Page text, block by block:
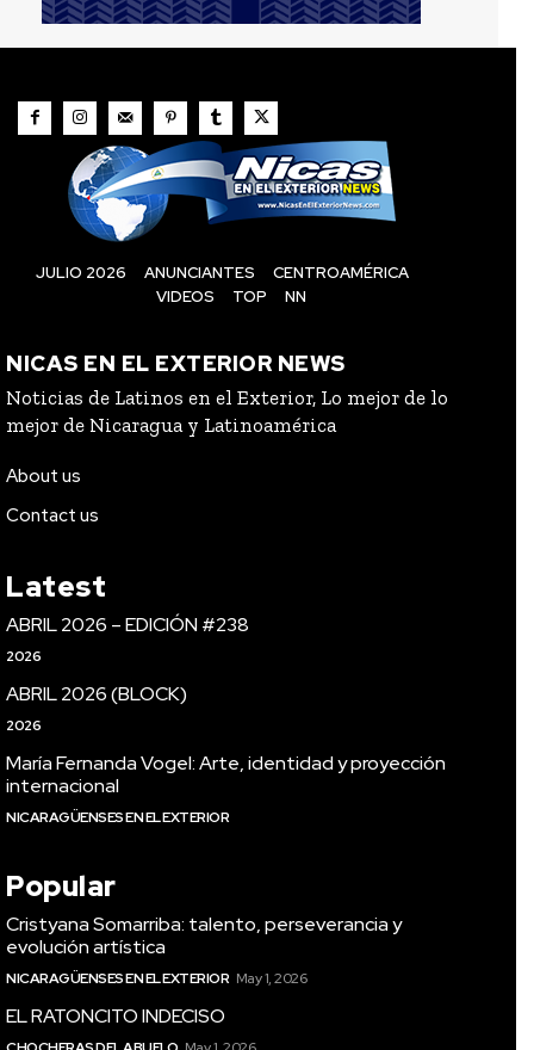
JULIO 2026 ANUNCIANTES
CENTROAMÉRICA
VIDEOS
TOP NN
NICAS EN EL EXTERIOR NEWS
Noticias de Latinos en el Exterior, Lo mejor de lo
mejor de Nicaragua y Latinoamérica
About us
Contact us
Latest
ABRIL 2026 – EDICIÓN #238
2026
ABRIL 2026 (BLOCK)
2026
María Fernanda Vogel: Arte, identidad y proyección
internacional
NICARAGÜENSES EN EL EXTERIOR
Popular
Cristyana Somarriba: talento, perseverancia y
evolución artística
NICARAGÜENSES EN EL EXTERIOR May 1, 2026
EL RATONCITO INDECISO